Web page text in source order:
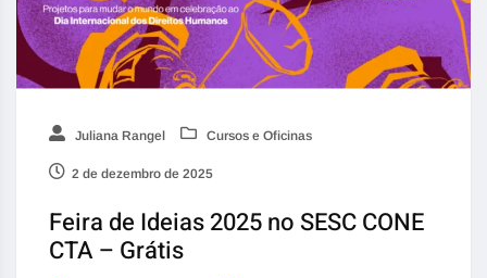
Juliana Rangel Cursos e Oficinas
2 de dezembro de 2025
Feira de Ideias 2025 no SESC CONE
CTA – Grátis